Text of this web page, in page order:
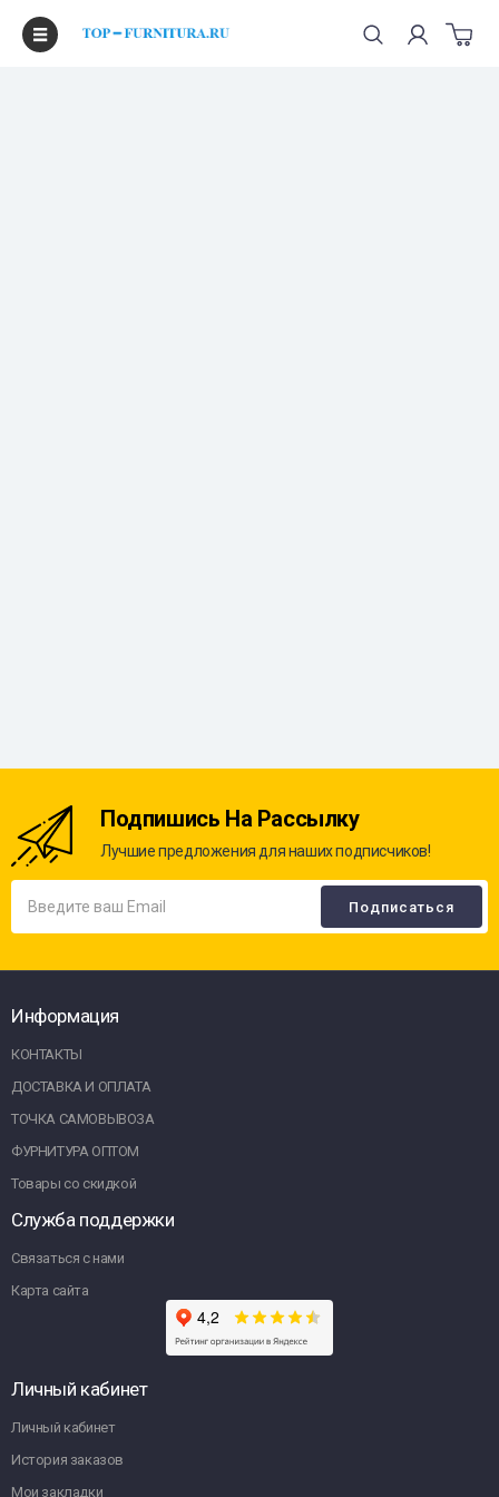
Подпишись На Рассылку
Лучшие предложения для наших подписчиков!
Информация
КОНТАКТЫ
ДОСТАВКА И ОПЛАТА
ТОЧКА САМОВЫВОЗА
ФУРНИТУРА ОПТОМ
Товары со скидкой
Служба поддержки
Связаться с нами
Карта сайта
Личный кабинет
Личный кабинет
История заказов
Мои закладки